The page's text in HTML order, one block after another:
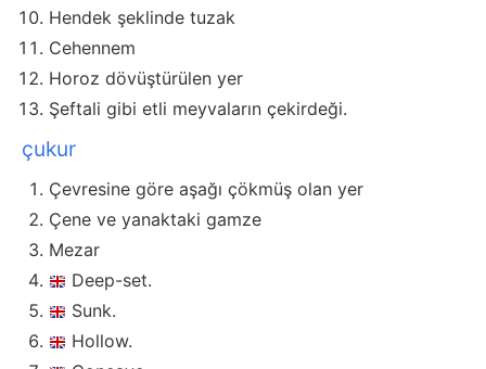
Hendek şeklinde tuzak
Cehennem
Horoz dövüştürülen yer
Şeftali gibi etli meyvaların çekirdeği.
çukur
Çevresine göre aşağı çökmüş olan yer
Çene ve yanaktaki gamze
Mezar
Deep-set.
Sunk.
Hollow.